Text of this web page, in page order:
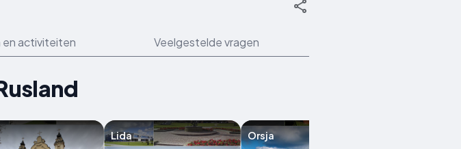
en activiteiten Veelgestelde vragen
Lida Orsja